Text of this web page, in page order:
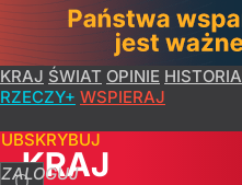
KRAJ ŚWIAT OPINIE HISTORIA
RZECZY+ WSPIERAJ
ZALOGUJ
KRAJ